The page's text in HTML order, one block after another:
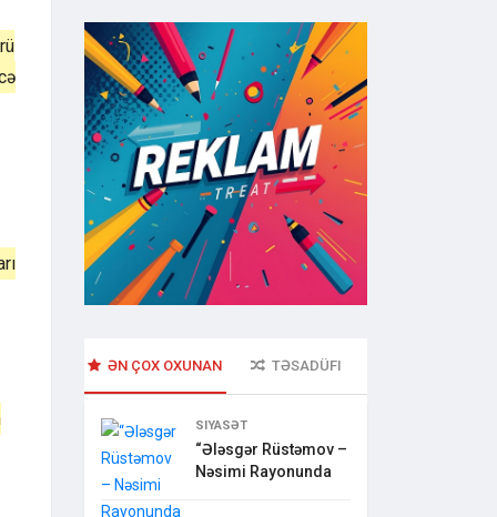
ƏN ÇOX OXUNAN TƏSADÜFI
SIYASƏT
“Ələsgər Rüstəmov –
Nəsimi Rayonunda